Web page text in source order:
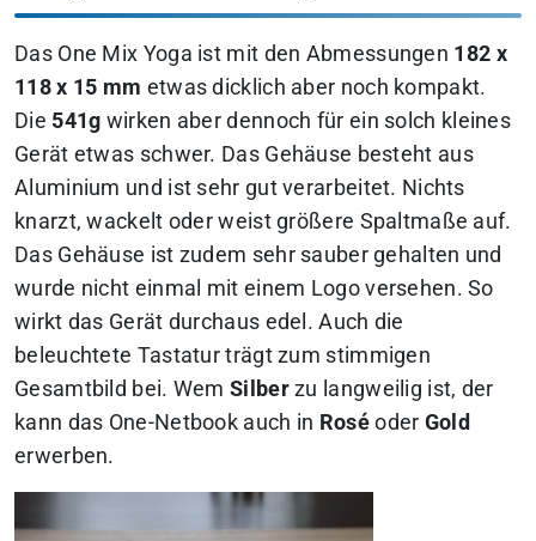
Das One Mix Yoga ist mit den Abmessungen 182 x
118 x 15 mm etwas dicklich aber noch kompakt.
Die 541g wirken aber dennoch für ein solch kleines
Gerät etwas schwer. Das Gehäuse besteht aus
Aluminium und ist sehr gut verarbeitet. Nichts
knarzt, wackelt oder weist größere Spaltmaße auf.
Das Gehäuse ist zudem sehr sauber gehalten und
wurde nicht einmal mit einem Logo versehen. So
wirkt das Gerät durchaus edel. Auch die
beleuchtete Tastatur trägt zum stimmigen
Gesamtbild bei. WemSilberzu langweilig ist, der
kann das One-Netbook auch in Roséoder Gold
erwerben.